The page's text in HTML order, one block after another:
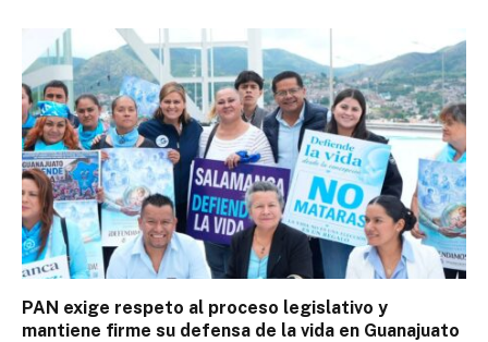
PAN exige respeto al proceso legislativo y
mantiene firme su defensa de la vida en Guanajuato